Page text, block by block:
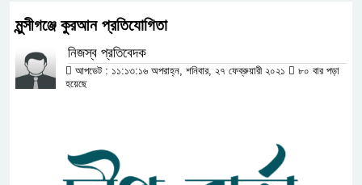
মুন্সীগঞ্জে কুরআন প্রতিযোগিতা
নিজস্ব প্রতিবেদক
আপডেট : ১১:১৩:১৬ অপরাহ্ন, শনিবার, ২৭ ফেব্রুয়ারী ২০২১
৮০ বার পড়া
হয়েছে